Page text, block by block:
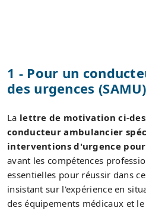
1 - Pour un
des urgences (SAMU)
La lettre de motivation ci-
conducteur ambulancier
interventions d'urgence pour
avant les compétences
essentielles pour réussir dans
insistant sur l'expérience en
des équipements médicaux et